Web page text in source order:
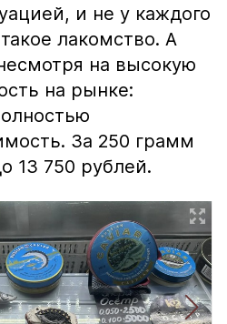
и не у каждого
лакомство. А
на высокую
на рынке:
За 250 грамм
13 750 рублей.